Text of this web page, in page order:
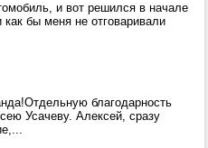
и вот решился в начале
бы меня не отговаривали
благодарность
Усачеву. Алексей, сразу